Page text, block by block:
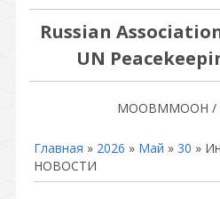
Russian
UN
МООВММООН /
Главная » 2026 » Май » 30 »
НОВОСТИ